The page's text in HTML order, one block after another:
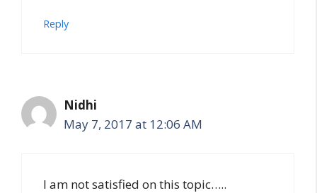
Reply
Nidhi
May 7, 2017 at 12:06 AM
I am not satisfied on this topic…..